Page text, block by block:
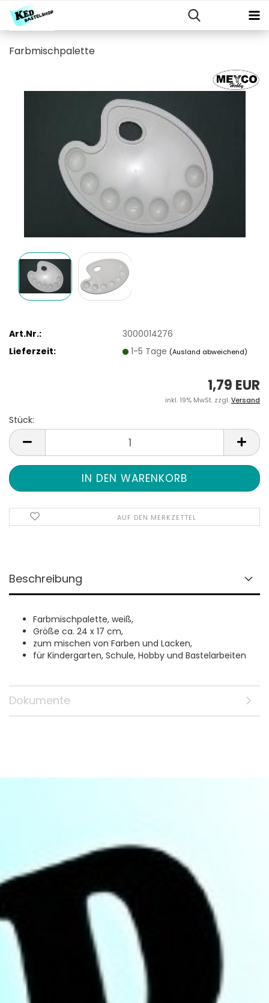
Farbmischpalette
Art.Nr.:
3000014276
Lieferzeit:
1-5 Tage (Ausland abweichend)
1,79 EUR
inkl. 19% MwSt. zzgl.Versand
Stück:
Stück
AUF DEN MERKZETTEL
Beschreibung
Farbmischpalette, weiß,
Größe ca. 24 x 17 cm,
zum mischen von Farben und Lacken,
für Kindergarten, Schule, Hobby und Bastelarbeiten
Dokumente